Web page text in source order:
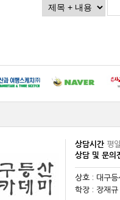
상담시간 평
상담 및 문의
상호 : 대구등
학장 : 장재규